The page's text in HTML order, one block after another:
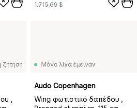
1.715,69 $
ζήτηση
,
Μόνο λίγα έμειναν
Audo Copenhagen
Wing φωτιστικό δαπέδου ,